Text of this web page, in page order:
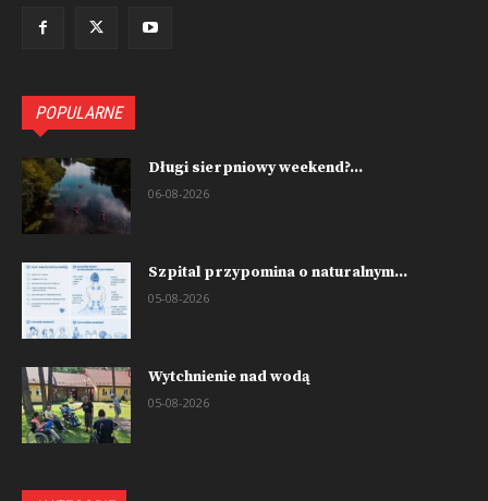
POPULARNE
Długi sierpniowy weekend?...
06-08-2026
Szpital przypomina o naturalnym...
05-08-2026
Wytchnienie nad wodą
05-08-2026